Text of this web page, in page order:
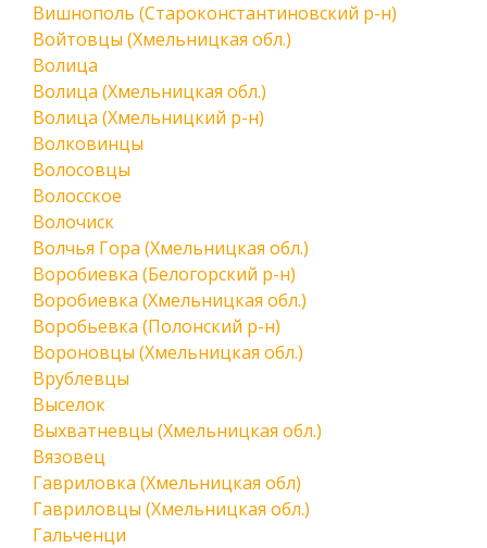
Вишнополь (Староконстантиновский р-н)
Войтовцы (Хмельницкая обл.)
Волица
Волица (Хмельницкая обл.)
Волица (Хмельницкий р-н)
Волковинцы
Волосовцы
Волосское
Волочиск
Волчья Гора (Хмельницкая обл.)
Воробиевка (Белогорский р-н)
Воробиевка (Хмельницкая обл.)
Воробьевка (Полонский р-н)
Вороновцы (Хмельницкая обл.)
Врублевцы
Выселок
Выхватневцы (Хмельницкая обл.)
Вязовец
Гавриловка (Хмельницкая обл)
Гавриловцы (Хмельницкая обл.)
Гальченци